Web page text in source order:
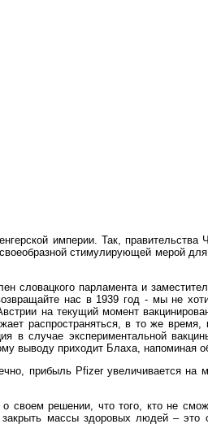
империи. Так,
стимулирующей мерой
словацкого парламента и
нас в 1939 год - мы не
на текущий момент
распространяться, в то же
в случае экспериментальной
выводу приходит Блаха, напоминая
прибыль Pfizer увеличивается
своем решении, что того, кто не
массы здоровых людей –